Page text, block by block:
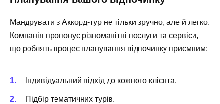
Мандрувати з Аккорд-тур не тільки зручно, але й легко.
Компанія пропонує різноманітні послуги та сервіси,
що роблять процес планування відпочинку приємним:
Індивідуальний підхід до кожного клієнта.
Підбір тематичних турів.